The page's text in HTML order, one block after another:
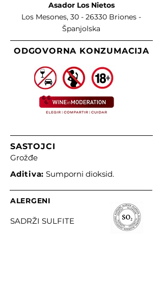
Asador Los Nietos
Los Mesones, 30 - 26330 Briones -
Španjolska
ODGOVORNA KONZUMACIJA
SASTOJCI
Grožđe
Aditiva: Sumporni dioksid.
ALERGENI
SADRŽI SULFITE